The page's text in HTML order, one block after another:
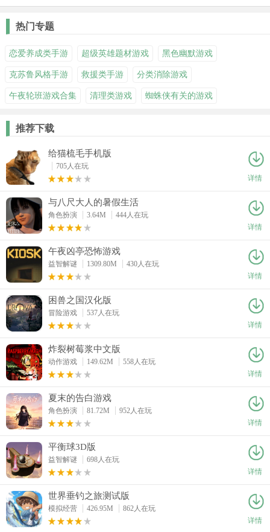
热门专题
恋爱养成类手游 超级英雄题材游戏 黑色幽默游戏
克苏鲁风格手游 救援类手游 分类消除游戏
午夜轮班游戏合集 清理类游戏 蜘蛛侠有关的游戏
推荐下载
给猫梳毛手机版
705人在玩
详情
与八尺大人的暑假生活
角色扮演 3.64M
444人在玩
详情
午夜凶亭恐怖游戏
益智解谜 1309.80M
430人在玩
详情
困兽之国汉化版
冒险游戏
537人在玩
详情
炸裂树莓浆中文版
动作游戏 149.62M
558人在玩
详情
夏末的告白游戏
角色扮演 81.72M
952人在玩
详情
平衡球3D版
益智解谜
698人在玩
详情
世界垂钓之旅测试版
模拟经营 426.95M
862人在玩
详情